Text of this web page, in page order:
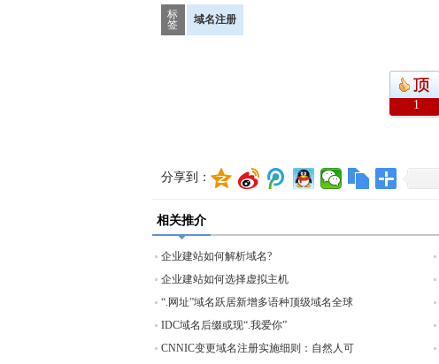
标
签
域名注册
1
分享到：
相关推介
企业建站如何解析域名?
企业建站如何选择虚拟主机
“.网址”域名跃居新增多语种顶级域名全球
IDC域名后缀或现“.我爱你”
CNNIC变更域名注册实施细则：自然人可